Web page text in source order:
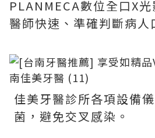
PLANMECA數位全口X
醫師快速、準確判斷病人
佳美牙醫診所各項設備
菌，避免交叉感染。